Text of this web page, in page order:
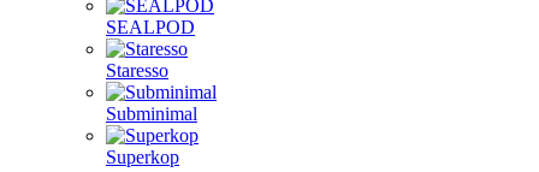
SEALPOD
Staresso
Subminimal
Superkop